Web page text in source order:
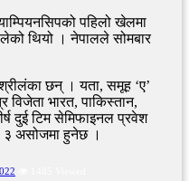
पहिलो खेलमा
थियो । नेपालले सोमबार
छन् । यता, समूह ‘ए’
विजेता भारत, पाकिस्तान,
दुई टिम सेमिफाइनल प्रवेश
३ असोजमा हुनेछ ।